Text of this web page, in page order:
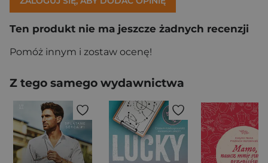
Ten produkt nie ma jeszcze żadnych recenzji
Pomóż innym i zostaw ocenę!
Z tego samego wydawnictwa